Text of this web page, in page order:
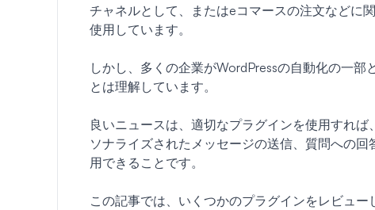
チャネルとして、またはeコマースの注文などに
使用しています。
しかし、多くの企業がWordPressの自動化の一
とは理解しています。
良いニュースは、適切なプラグインを使用すれば、
ソナライズされたメッセージの送信、質問への
用できることです。
この記事では、いくつかのプラグインをレビュ